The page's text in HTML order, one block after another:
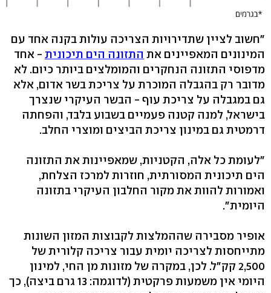
"חשוב לציין שתדירויות הצריכה עולות בקנה אחד עם
המינונים המאפיינים את התזונה הים תיכונית - אחד
מדפוסי התזונה הנחקרים והמומלצים ביותר כיום. לא
מדובר רק בהגבלה המוכרת על צריכת בשר אדום, אלא
גם במגבלה על צריכת עוף - הבשר העיקרי שנצרך
בישראל, למנה קטנה פעמיים בשבוע בלבד, והפחתה
דרמטית גם במינון צריכת הביצים ומוצרי החלב.
"לעומת כל אלה, הקטניות, שמאפיינות את התזונה
הים תיכונית המסורתית, חוזרות למרכז הצלחת,
ואמורות להוות את מקור החלבון העיקרי בתזונה
היומית".
אופיר מסבירה שההמלצות לקבוצות המזון השונות
מתייחסות לצריכה יומית עבור צריכה קלורית של
2,500 קק"ל. לכן, במקרה של מזונות מן החי, למינון
היומי אין משמעות פרקטית (לדוגמה: 13 גרם ביצה), כך